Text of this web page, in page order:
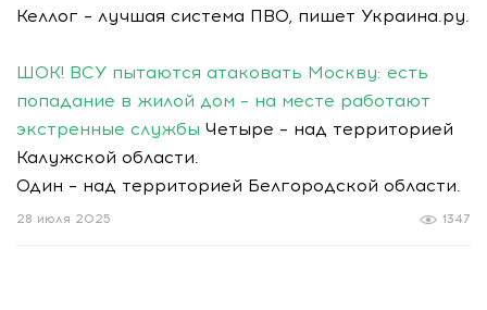
Келлог – лучшая система ПВО, пишет Украина.ру.
ШОК! ВСУ пытаются атаковать Москву: есть
попадание в жилой дом – на месте работают
экстренные службы Четыре – над территорией
Калужской области.
Один – над территорией Белгородской области.
1347
28 июля 2025